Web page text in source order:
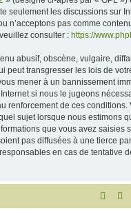
seulement les discussions sur
n’acceptons pas comme
consulter : https://
abusif, obscène, vulgaire,
peut transgresser les lois de
mener à un bannissement
si nous le jugeons
renforcement de ces
sujet lorsque nous estimons
que vous avez saisies
pas diffusées à une tierce
en cas de tentative